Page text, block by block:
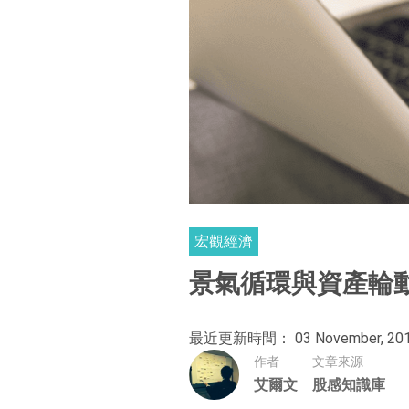
宏觀經濟
景氣循環與資產輪
最近更新時間： 03 November,
作者
艾爾文
文章來源
股感知識庫